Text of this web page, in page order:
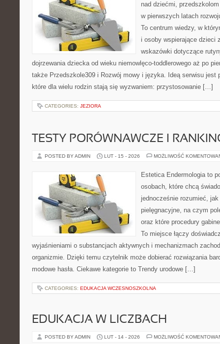
nad dziećmi,
w pierwszych latach
To centrum wiedzy, w
i osoby wspierające dzieci
wskazówki dotyczące
dojrzewania dziecka od wieku niemowlęco-toddlerowego aż po
także Przedszkole309 i Rozwój mowy i języka. Ideą serwisu jest
które dla wielu rodzin stają się wyzwaniem: przystosowanie […]
CATEGORIES: JEZIORA
TESTY PORÓWNAWCZE I
POSTED BY ADMIN LUT - 15 - 2026 MOŻLIWOŚĆ
Estetica Endermologia to
osobach, które chcą
jednocześnie rozumieć, jak
pielęgnacyjne, na czym
oraz które procedury
To miejsce łączy
wyjaśnieniami o substancjach aktywnych i mechanizmach
organizmie. Dzięki temu czytelnik może dobierać rozwiązania
modowe hasła. Ciekawe kategorie to Trendy urodowe […]
CATEGORIES: EDUKACJA WCZESNOSZKOLNA
EDUKACJA W LICZBACH
POSTED BY ADMIN LUT - 14 - 2026 MOŻLIWOŚĆ